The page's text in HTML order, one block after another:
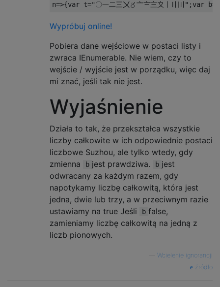
n=>{var t="〇一二三〤〥〦〧〨〩〡〢〣" ; var b=
Wypróbuj online!
Pobiera dane wejściowe w postaci listy i
zwraca IEnumerable. Nie wiem, czy to
wejście / wyjście jest w porządku, więc daj
mi znać, jeśli tak nie jest.
Wyjaśnienie
Działa to tak, że przekształca wszystkie
liczby całkowite w ich odpowiednie postaci
liczbowe Suzhou, ale tylko wtedy, gdy
zmienna
b jest prawdziwa. b jest
odwracany za każdym razem, gdy
napotykamy liczbę całkowitą, która jest
jedna, dwie lub trzy, a w przeciwnym razie
ustawiamy na true Jeśli
b false,
zamieniamy liczbę całkowitą na jedną z
liczb pionowych.
Wcielenie ignorancji
źródło